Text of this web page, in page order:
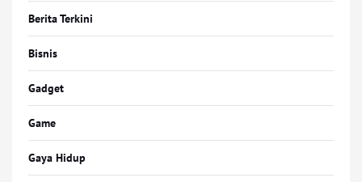
Berita Terkini
Bisnis
Gadget
Game
Gaya Hidup